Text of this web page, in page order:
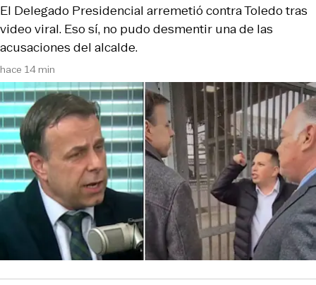
hace 14 min
El Delegado Presidencial arremetió contra Toledo tras
video viral. Eso sí, no pudo desmentir una de las
acusaciones del alcalde.